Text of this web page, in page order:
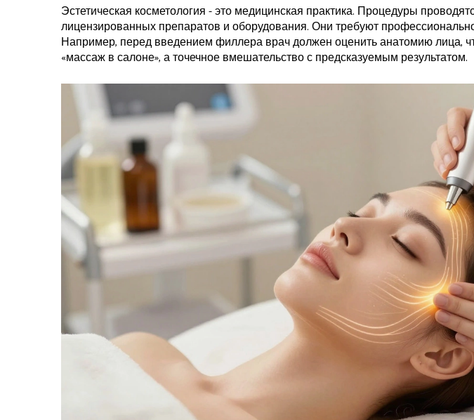
Эстетическая косметология - это медицинская практика. Процедуры
лицензированных препаратов и оборудования. Они требуют
Например, перед введением филлера врач должен оценить анатомию лица,
«массаж в салоне», а точечное вмешательство с предсказуемым результатом.